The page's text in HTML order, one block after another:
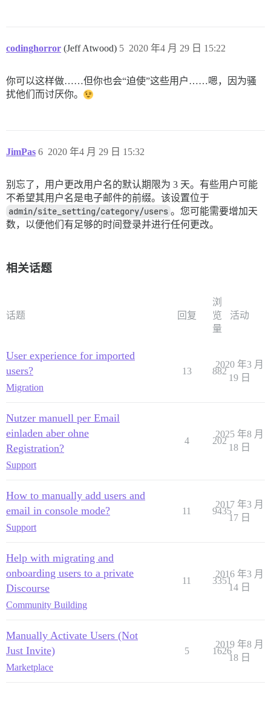
codinghorror (Jeff Atwood) 2020 年4 月 29 日 15:22
5
你可以这样做……但你也会“迫使”这些用户……嗯，因为骚
扰他们而讨厌你。
JimPas 2020 年4 月 29 日 15:32
6
别忘了，用户更改用户名的默认期限为 3 天。有些用户可能
不希望其用户名是电子邮件的前缀。该设置位于
admin/site_setting/category/users 。您可能需要增加天
数，以便他们有足够的时间登录并进行任何更改。
相关话题
话题 回复
浏
览
量
活动
User experience for imported
users?
Migration
13 882
2020 年3 月
19 日
Nutzer manuell per Email
einladen aber ohne
Registration?
Support
4 202
2025 年8 月
18 日
How to manually add users and
email in console mode?
Support
11 9435
2017 年3 月
17 日
Help with migrating and
onboarding users to a private
Discourse
Community Building
11 3351
2016 年3 月
14 日
Manually Activate Users (Not
Just Invite)
Marketplace
5 1626
2019 年8 月
18 日